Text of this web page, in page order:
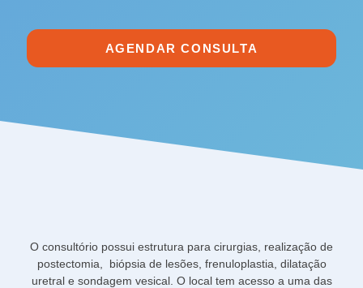
AGENDAR CONSULTA
O consultório possui estrutura para cirurgias, realização de
postectomia, biópsia de lesões, frenuloplastia, dilatação
uretral e sondagem vesical. O local tem acesso a uma das